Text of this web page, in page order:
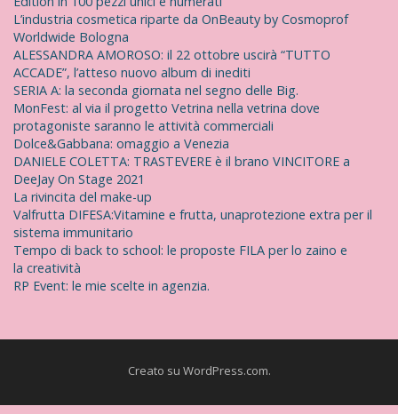
L’industria cosmetica riparte da OnBeauty by Cosmoprof
Worldwide Bologna
ALESSANDRA AMOROSO: il 22 ottobre uscirà “TUTTO
ACCADE”, l’atteso nuovo album di inediti
SERIA A: la seconda giornata nel segno delle Big.
MonFest: al via il progetto Vetrina nella vetrina dove
protagoniste saranno le attività commerciali
Dolce&Gabbana: omaggio a Venezia
DANIELE COLETTA: TRASTEVERE è il brano VINCITORE a
DeeJay On Stage 2021
La rivincita del make-up
Valfrutta DIFESA:Vitamine e frutta, unaprotezione extra per il
sistema immunitario
Tempo di back to school: le proposte FILA per lo zaino e
la creatività
RP Event: le mie scelte in agenzia.
Creato su WordPress.com.